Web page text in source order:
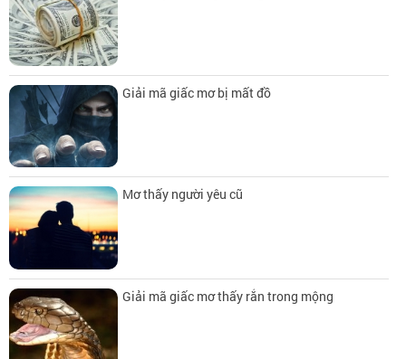
Giải mã giấc mơ bị mất đồ
Mơ thấy người yêu cũ
Giải mã giấc mơ thấy rắn trong mộng